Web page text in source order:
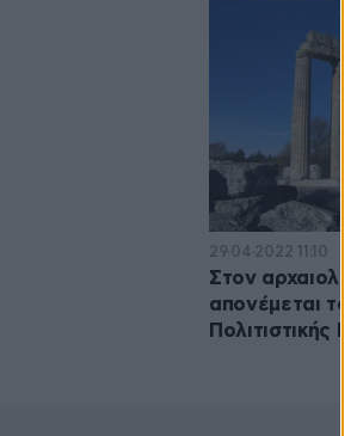
29·04·2022 11:10
Στον
απονέμεται
Πολιτιστικής